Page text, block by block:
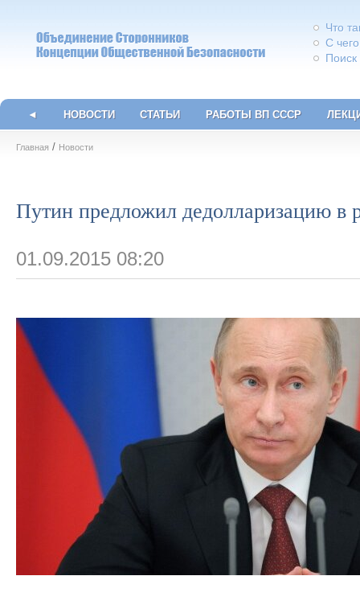
Что
С
◄ НОВОСТИ СТАТЬИ РАБОТЫ ВП СССР
Главная / Новости
Путин предложил дедолларизацию в
01.09.2015 08:20